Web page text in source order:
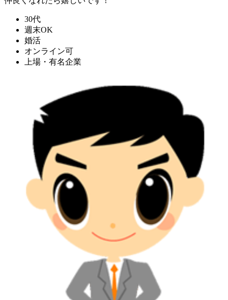
30代
週末OK
婚活
オンライン可
上場・有名企業